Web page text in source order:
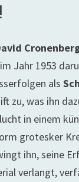
Jahr 1953
als
zu, was ihn
in einem
grotesker
ihn, seine
verlangt,